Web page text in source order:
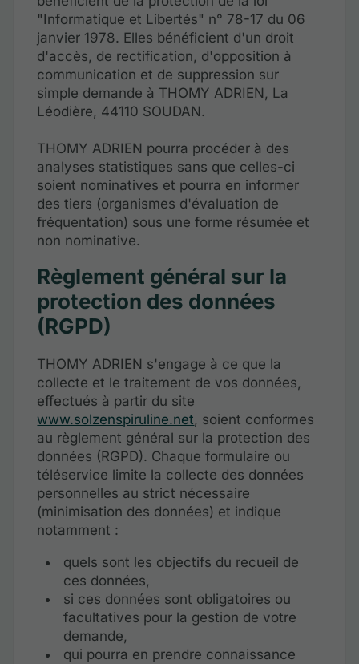
"Informatique et Libertés" n° 78-17 du 06
janvier 1978. Elles bénéficient d'un droit
d'accès, de rectification, d'opposition à
communication et de suppression sur
simple demande à THOMY ADRIEN, La
Léodière, 44110 SOUDAN.
THOMY ADRIEN pourra procéder à des
analyses statistiques sans que celles-ci
soient nominatives et pourra en informer
des tiers (organismes d'évaluation de
fréquentation) sous une forme résumée et
non nominative.
Règlement général sur la
protection des données
(RGPD)
THOMY ADRIEN s'engage à ce que la
collecte et le traitement de vos données,
effectués à partir du site
www.solzenspiruline.net, soient conformes
au règlement général sur la protection des
données (RGPD). Chaque formulaire ou
téléservice limite la collecte des données
personnelles au strict nécessaire
(minimisation des données) et indique
notamment :
quels sont les objectifs du recueil de
ces données,
si ces données sont obligatoires ou
facultatives pour la gestion de votre
demande,
qui pourra en prendre connaissance